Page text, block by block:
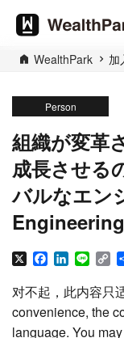
WealthPark 加
Person
組織が変革
成長させる
バルなエン
X Facebook
LinkedIn
Line
对不起，此内容只
convenience, the
language. You